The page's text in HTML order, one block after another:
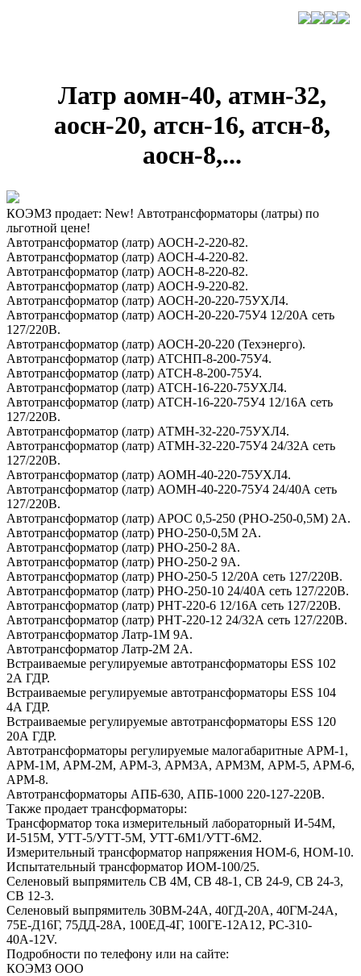
Латр аомн-40, атмн-32,
аосн-20, атсн-16, атсн-8,
аосн-8,...
КОЭМЗ продает: New! Автотрансформаторы (латры) по
льготной цене!
Автотрансформатор (латр) АОСН-2-220-82.
Автотрансформатор (латр) АОСН-4-220-82.
Автотрансформатор (латр) АОСН-8-220-82.
Автотрансформатор (латр) АОСН-9-220-82.
Автотрансформатор (латр) АОСН-20-220-75УХЛ4.
Автотрансформатор (латр) АОСН-20-220-75У4 12/20А сеть
127/220В.
Автотрансформатор (латр) АОСН-20-220 (Техэнерго).
Автотрансформатор (латр) АТСНП-8-200-75У4.
Автотрансформатор (латр) АТСН-8-200-75У4.
Автотрансформатор (латр) АТСН-16-220-75УХЛ4.
Автотрансформатор (латр) АТСН-16-220-75У4 12/16А сеть
127/220В.
Автотрансформатор (латр) АТМН-32-220-75УХЛ4.
Автотрансформатор (латр) АТМН-32-220-75У4 24/32А сеть
127/220В.
Автотрансформатор (латр) АОМН-40-220-75УХЛ4.
Автотрансформатор (латр) АОМН-40-220-75У4 24/40А сеть
127/220В.
Автотрансформатор (латр) АРОС 0,5-250 (РНО-250-0,5М) 2А.
Автотрансформатор (латр) РНО-250-0,5М 2А.
Автотрансформатор (латр) РНО-250-2 8А.
Автотрансформатор (латр) РНО-250-2 9А.
Автотрансформатор (латр) РНО-250-5 12/20А сеть 127/220В.
Автотрансформатор (латр) РНО-250-10 24/40А сеть 127/220В.
Автотрансформатор (латр) РНТ-220-6 12/16А сеть 127/220В.
Автотрансформатор (латр) РНТ-220-12 24/32А сеть 127/220В.
Автотрансформатор Латр-1М 9А.
Автотрансформатор Латр-2М 2А.
Встраиваемые регулируемые автотрансформаторы ESS 102
2А ГДР.
Встраиваемые регулируемые автотрансформаторы ESS 104
4А ГДР.
Встраиваемые регулируемые автотрансформаторы ESS 120
20А ГДР.
Автотрансформаторы регулируемые малогабаритные АРМ-1,
АРМ-1М, АРМ-2М, АРМ-3, АРМ3А, АРМ3М, АРМ-5, АРМ-6,
АРМ-8.
Автотрансформаторы АПБ-630, АПБ-1000 220-127-220В.
Также продает трансформаторы:
Трансформатор тока измерительный лабораторный И-54М,
И-515М, УТТ-5/УТТ-5М, УТТ-6М1/УТТ-6М2.
Измерительный трансформатор напряжения НОМ-6, НОМ-10.
Испытательный трансформатор ИОМ-100/25.
Селеновый выпрямитель СВ 4М, СВ 48-1, СВ 24-9, СВ 24-3,
СВ 12-3.
Селеновый выпрямитель 30ВМ-24А, 40ГД-20А, 40ГМ-24А,
75Е-Д16Г, 75ДД-28А, 100ЕД-4Г, 100ГЕ-12А12, РС-310-
40А-12V.
Подробности по телефону или на сайте:
КОЭМЗ ООО